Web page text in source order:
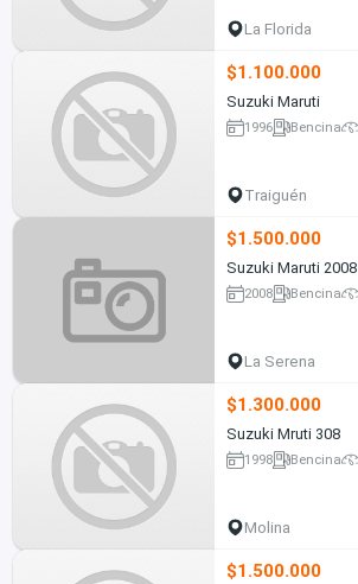
La Florida
$1.100.000
Suzuki Maruti
1996 Bencina
Traiguén
$1.500.000
Suzuki Maruti 2008
2008 Bencina
La Serena
$1.300.000
Suzuki Mruti 308
1998 Bencina
Molina
$1.500.000